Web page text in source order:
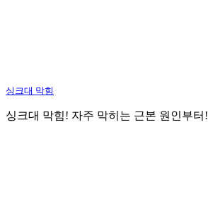
싱크대 막힘
싱크대 막힘! 자주 막히는 근본 원인부터!